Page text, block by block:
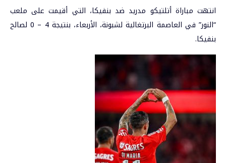
انتهت مباراة أتلتيكو مدريد ضد بنفيكا، التي أقيمت على ملعب
“النور” في العاصمة البرتغالية لشبونة، الأربعاء، بنتيجة 4 – 0 لصالح
بنفيكا.